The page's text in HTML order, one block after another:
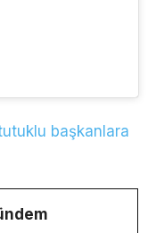
başkanlara